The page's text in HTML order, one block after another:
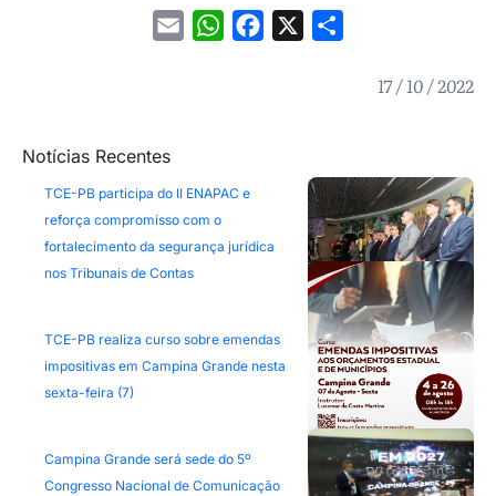
Email WhatsAppFacebook
17 / 10 / 2022
Notícias Recentes
TCE-PB participa do II ENAPAC e
reforça compromisso com o
fortalecimento da segurança jurídica
nos Tribunais de Contas
TCE-PB realiza curso sobre emendas
impositivas em Campina Grande nesta
sexta-feira (7)
Campina Grande será sede do 5º
Congresso Nacional de Comunicação